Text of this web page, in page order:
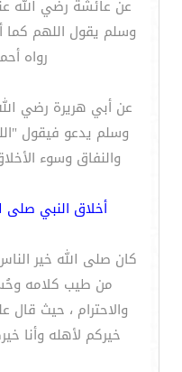
عن عائشة رضي الله
وسلم يقول اللهم
رواه
عن أبي هريرة رضي
وسلم يدعو فيقول
والنفاق وسوء
أخلاق النبي صلى
كان صلى الله خير
من طيب كلامه
والاحترام ، حيث قال
خيركم لأهله وأنا